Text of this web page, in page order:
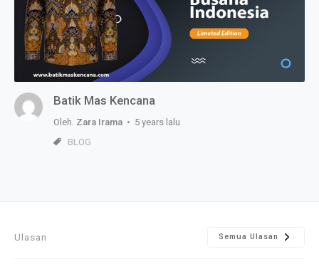
Batik Mas Kencana
Oleh. Zara Irama • 5 years lalu
BLOG
Ulasan Semua Ulasan